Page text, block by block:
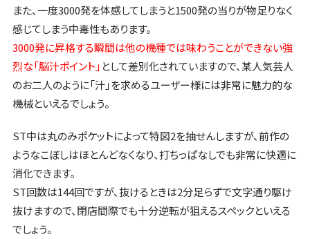
また、一度3000発を体感してしまうと1500発の当りが物足りなく
感じてしまう中毒性もあります。
3000発に昇格する瞬間は他の機種では味わうことができない強
烈な「脳汁ポイント」 として差別化されていますので、某人気芸人
のお二人のように「汁」を求めるユーザー様には非常に魅力的な
機械といえるでしょう。
ST中は丸のみポケットによって特図2を抽せんしますが、前作の
ようなこぼしはほとんどなくなり、打ちっぱなしでも非常に快適に
消化できます。
ST回数は144回ですが、抜けるときは2分足らずで文字通り駆け
抜けますので、閉店間際でも十分逆転が狙えるスペックといえる
でしょう。